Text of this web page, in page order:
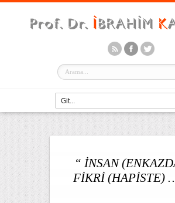
“ İNSAN
FİKRİ (HAPİSTE)